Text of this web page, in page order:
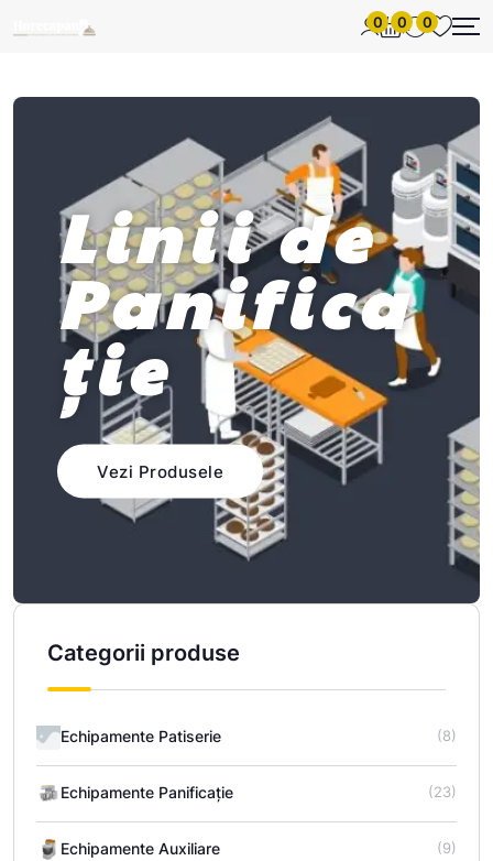
0 0 0
Categorii produse
Echipamente Patiserie (8)
Echipamente Panificație (23)
Echipamente Auxiliare (9)
Liniide
Panifica
ție
Vezi Produsele